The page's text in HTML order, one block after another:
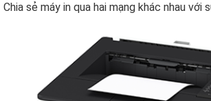
Chia sẻ máy in qua hai mạng khác nhau với